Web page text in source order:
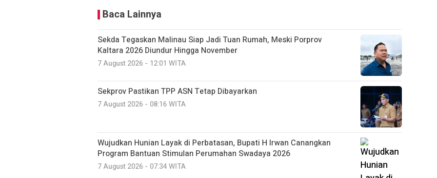
Baca Lainnya
Sekda Tegaskan Malinau Siap Jadi Tuan Rumah, Meski Porprov
Kaltara 2026 Diundur Hingga November
7 August 2026 - 12:01 WITA
Sekprov Pastikan TPP ASN Tetap Dibayarkan
7 August 2026 - 08:16 WITA
Wujudkan Hunian Layak di Perbatasan, Bupati H Irwan Canangkan
Program Bantuan Stimulan Perumahan Swadaya 2026
7 August 2026 - 07:34 WITA